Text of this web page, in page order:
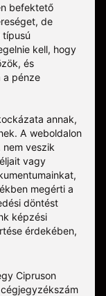
befektető
de
típusú
kell, hogy
és
a pénze
annak,
A weboldalon
nem veszik
vagy
megérti a
döntést
képzési
érdekében,
Cipruson